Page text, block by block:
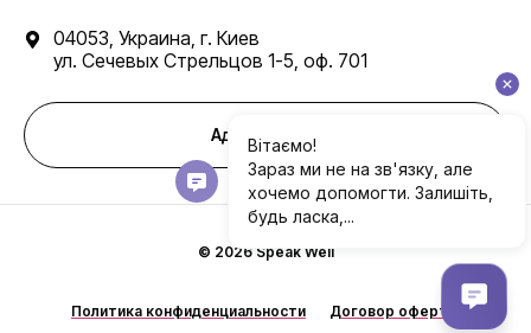
04053, Украина, г. Киев
ул. Сечевых Стрельцов 1-5, оф. 701
Адреса школ
© 2026 Speak Well
Политика конфиденциальности Договор оферты